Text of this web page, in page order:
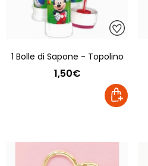
1 Bolle di Sapone - Topolino
1,50€